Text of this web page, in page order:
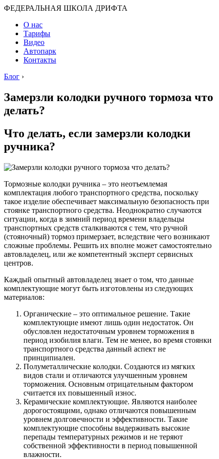
ФЕДЕРАЛЬНАЯ ШКОЛА ДРИФТА
О нас
Тарифы
Видео
Автопарк
Контакты
Блог ›
Замерзли колодки ручного тормоза что
делать?
Что делать, если замерзли колодки
ручника?
Тормозные колодки ручника – это неотъемлемая
комплектация любого транспортного средства, поскольку
такое изделие обеспечивает максимальную безопасность при
стоянке транспортного средства. Неоднократно случаются
ситуации, когда в зимний период времени владельцы
транспортных средств сталкиваются с тем, что ручной
(стояночный) тормоз примерзает, вследствие чего возникают
сложные проблемы. Решить их вполне может самостоятельно
автовладелец, или же компетентный эксперт сервисных
центров.
Каждый опытный автовладелец знает о том, что данные
комплектующие могут быть изготовлены из следующих
материалов:
Органические – это оптимальное решение. Такие
комплектующие имеют лишь один недостаток. Он
обусловлен недостаточным уровнем торможения в
период изобилия влаги. Тем не менее, во время стоянки
транспортного средства данный аспект не
принципиален.
Полуметаллические колодки. Создаются из мягких
видов стали и отличаются улучшенным уровнем
торможения. Основным отрицательным фактором
считается их повышенный износ.
Керамические комплектующие. Являются наиболее
дорогостоящими, однако отличаются повышенным
уровнем долговечности и эффективности. Такие
комплектующие способны выдерживать высокие
перепады температурных режимов и не теряют
собственной эффективности в период повышенной
влажности.